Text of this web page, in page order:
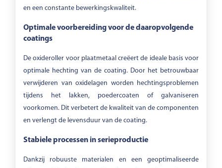
en een constante bewerkingskwaliteit.
Optimale voorbereiding voor de daaropvolgende
coatings
De oxideroller voor plaatmetaal creëert de ideale basis voor
optimale hechting van de coating. Door het betrouwbaar
verwijderen van oxidelagen worden hechtingsproblemen
tijdens het lakken, poedercoaten of galvaniseren
voorkomen. Dit verbetert de kwaliteit van de componenten
en verlengt de levensduur van de coating.
Stabiele processen in serieproductie
Dankzij robuuste materialen en een geoptimaliseerde